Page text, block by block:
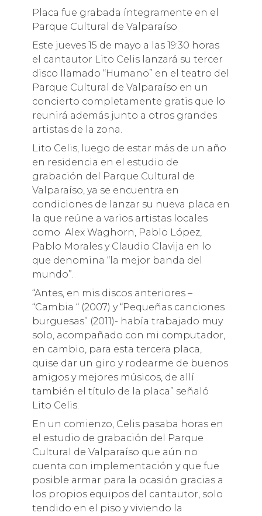
Placa fue grabada íntegramente en el
Parque Cultural de Valparaíso
Este jueves 15 de mayo a las 19:30 horas
el cantautor Lito Celis lanzará su tercer
disco llamado “Humano” en el teatro del
Parque Cultural de Valparaíso en un
concierto completamente gratis que lo
reunirá además junto a otros grandes
artistas de la zona.
Lito Celis, luego de estar más de un año
en residencia en el estudio de
grabación del Parque Cultural de
Valparaíso, ya se encuentra en
condiciones de lanzar su nueva placa en
la que reúne a varios artistas locales
como Alex Waghorn, Pablo López,
Pablo Morales y Claudio Clavija en lo
que denomina “la mejor banda del
mundo”.
“Antes, en mis discos anteriores –
“Cambia “ (2007) y “Pequeñas canciones
burguesas” (2011)- había trabajado muy
solo, acompañado con mi computador,
en cambio, para esta tercera placa,
quise dar un giro y rodearme de buenos
amigos y mejores músicos, de allí
también el título de la placa” señaló
Lito Celis.
En un comienzo, Celis pasaba horas en
el estudio de grabación del Parque
Cultural de Valparaíso que aún no
cuenta con implementación y que fue
posible armar para la ocasión gracias a
los propios equipos del cantautor, solo
tendido en el piso y viviendo la